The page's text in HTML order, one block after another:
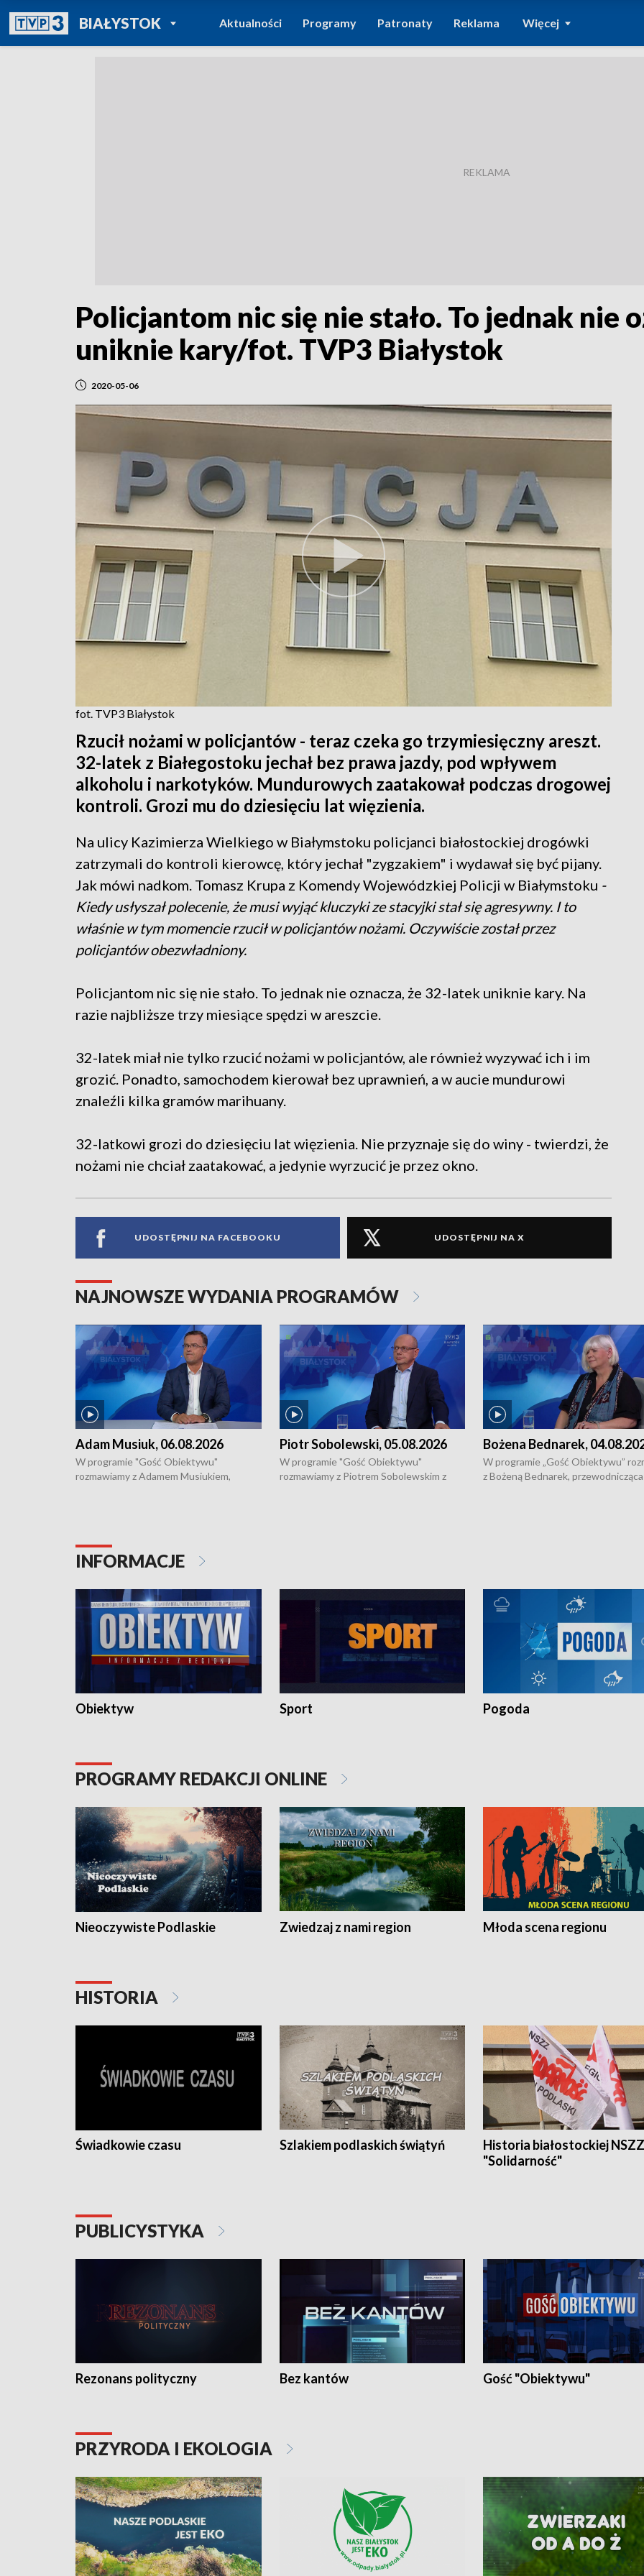
BIAŁYSTOKPOWRÓT DO
TVP REGIONY
Aktualności Programy Patronaty Reklama Więcej
Policjantom nic się nie stało. To jednak nie
uniknie kary/fot. TVP3 Białystok
2020-05-06
fot. TVP3 Białystok
Rzucił nożami w policjantów - teraz czeka go trzymiesięczny areszt.
32-latek z Białegostoku jechał bez prawa jazdy, pod wpływem
alkoholu i narkotyków. Mundurowych zaatakował podczas drogowej
kontroli. Grozi mu do dziesięciu lat więzienia.
Na ulicy Kazimierza Wielkiego w Białymstoku policjanci białostockiej drogówki
zatrzymali do kontroli kierowcę, który jechał "zygzakiem" i wydawał się być pijany.
Jak mówi nadkom. Tomasz Krupa z Komendy Wojewódzkiej Policji w Białymstoku -
Kiedy usłyszał polecenie, że musi wyjąć kluczyki ze stacyjki stał się agresywny. I to
właśnie w tym momencie rzucił w policjantów nożami. Oczywiście został przez
policjantów obezwładniony.
Policjantom nic się nie stało. To jednak nie oznacza, że 32-latek uniknie kary. Na
razie najbliższe trzy miesiące spędzi w areszcie.
32-latek miał nie tylko rzucić nożami w policjantów, ale również wyzywać ich i im
grozić. Ponadto, samochodem kierował bez uprawnień, a w aucie mundurowi
znaleźli kilka gramów marihuany.
32-latkowi grozi do dziesięciu lat więzienia. Nie przyznaje się do winy - twierdzi, że
nożami nie chciał zaatakować, a jedynie wyrzucić je przez okno.
UDOSTĘPNIJ NA FACEBOOKU UDOSTĘPNIJ NA X
NAJNOWSZE WYDANIA PROGRAMÓW
Adam Musiuk, 06.08.2026
W programie "Gość Obiektywu"
rozmawiamy z Adamem Musiukiem,
Piotr Sobolewski, 05.08.2026
W programie "Gość Obiektywu"
rozmawiamy z Piotrem Sobolewskim z
Bożena Bednarek,
W programie „Gość Obiektywu”
z Bożeną Bednarek, przewodnicząca
INFORMACJE
Obiektyw Sport Pogoda
PROGRAMY REDAKCJI ONLINE
Nieoczywiste Podlaskie Zwiedzaj z nami region Młoda scena regionu
HISTORIA
Świadkowie czasu Szlakiem podlaskich świątyń
Historia białostockiej NSZZ
"Solidarność"
PUBLICYSTYKA
Rezonans polityczny Bez kantów Gość "Obiektywu"
PRZYRODA I EKOLOGIA